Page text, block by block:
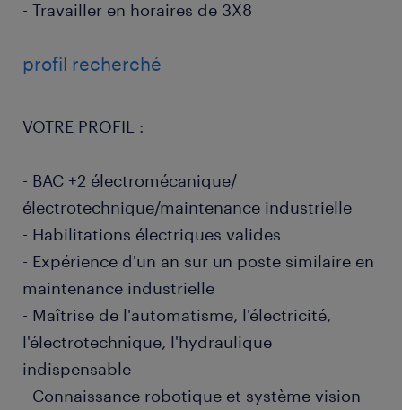
- Travailler en horaires de 3X8
profil recherché
VOTRE PROFIL :
- BAC +2 électromécanique/
électrotechnique/maintenance industrielle
- Habilitations électriques valides
- Expérience d'un an sur un poste similaire en
maintenance industrielle
- Maîtrise de l'automatisme, l'électricité,
l'électrotechnique, l'hydraulique
indispensable
- Connaissance robotique et système vision